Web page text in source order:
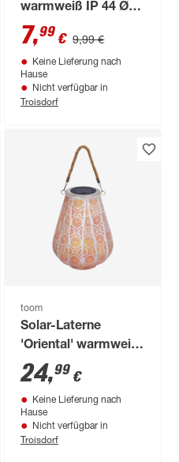
warmweiß IP 44 Ø
15 x 26 cm
7,99 € 9,99 €
Keine Lieferung nach
Hause
Nicht verfügbar in
Troisdorf
toom
Solar-Laterne
'Oriental' warmweiß
IP 44 Ø 20 x 40,5 cm
24,99 €
Keine Lieferung nach
Hause
Nicht verfügbar in
Troisdorf